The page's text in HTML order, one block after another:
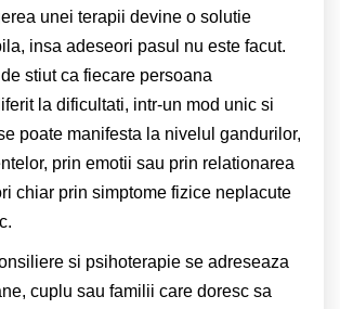
unei terapii devine o solutie
insa adeseori pasul nu este facut.
stiut ca fiecare persoana
la dificultati, intr-un mod unic si
poate manifesta la nivelul gandurilor,
prin emotii sau prin relationarea
chiar prin simptome fizice neplacute
si psihoterapie se adreseaza
cuplu sau familii care doresc sa